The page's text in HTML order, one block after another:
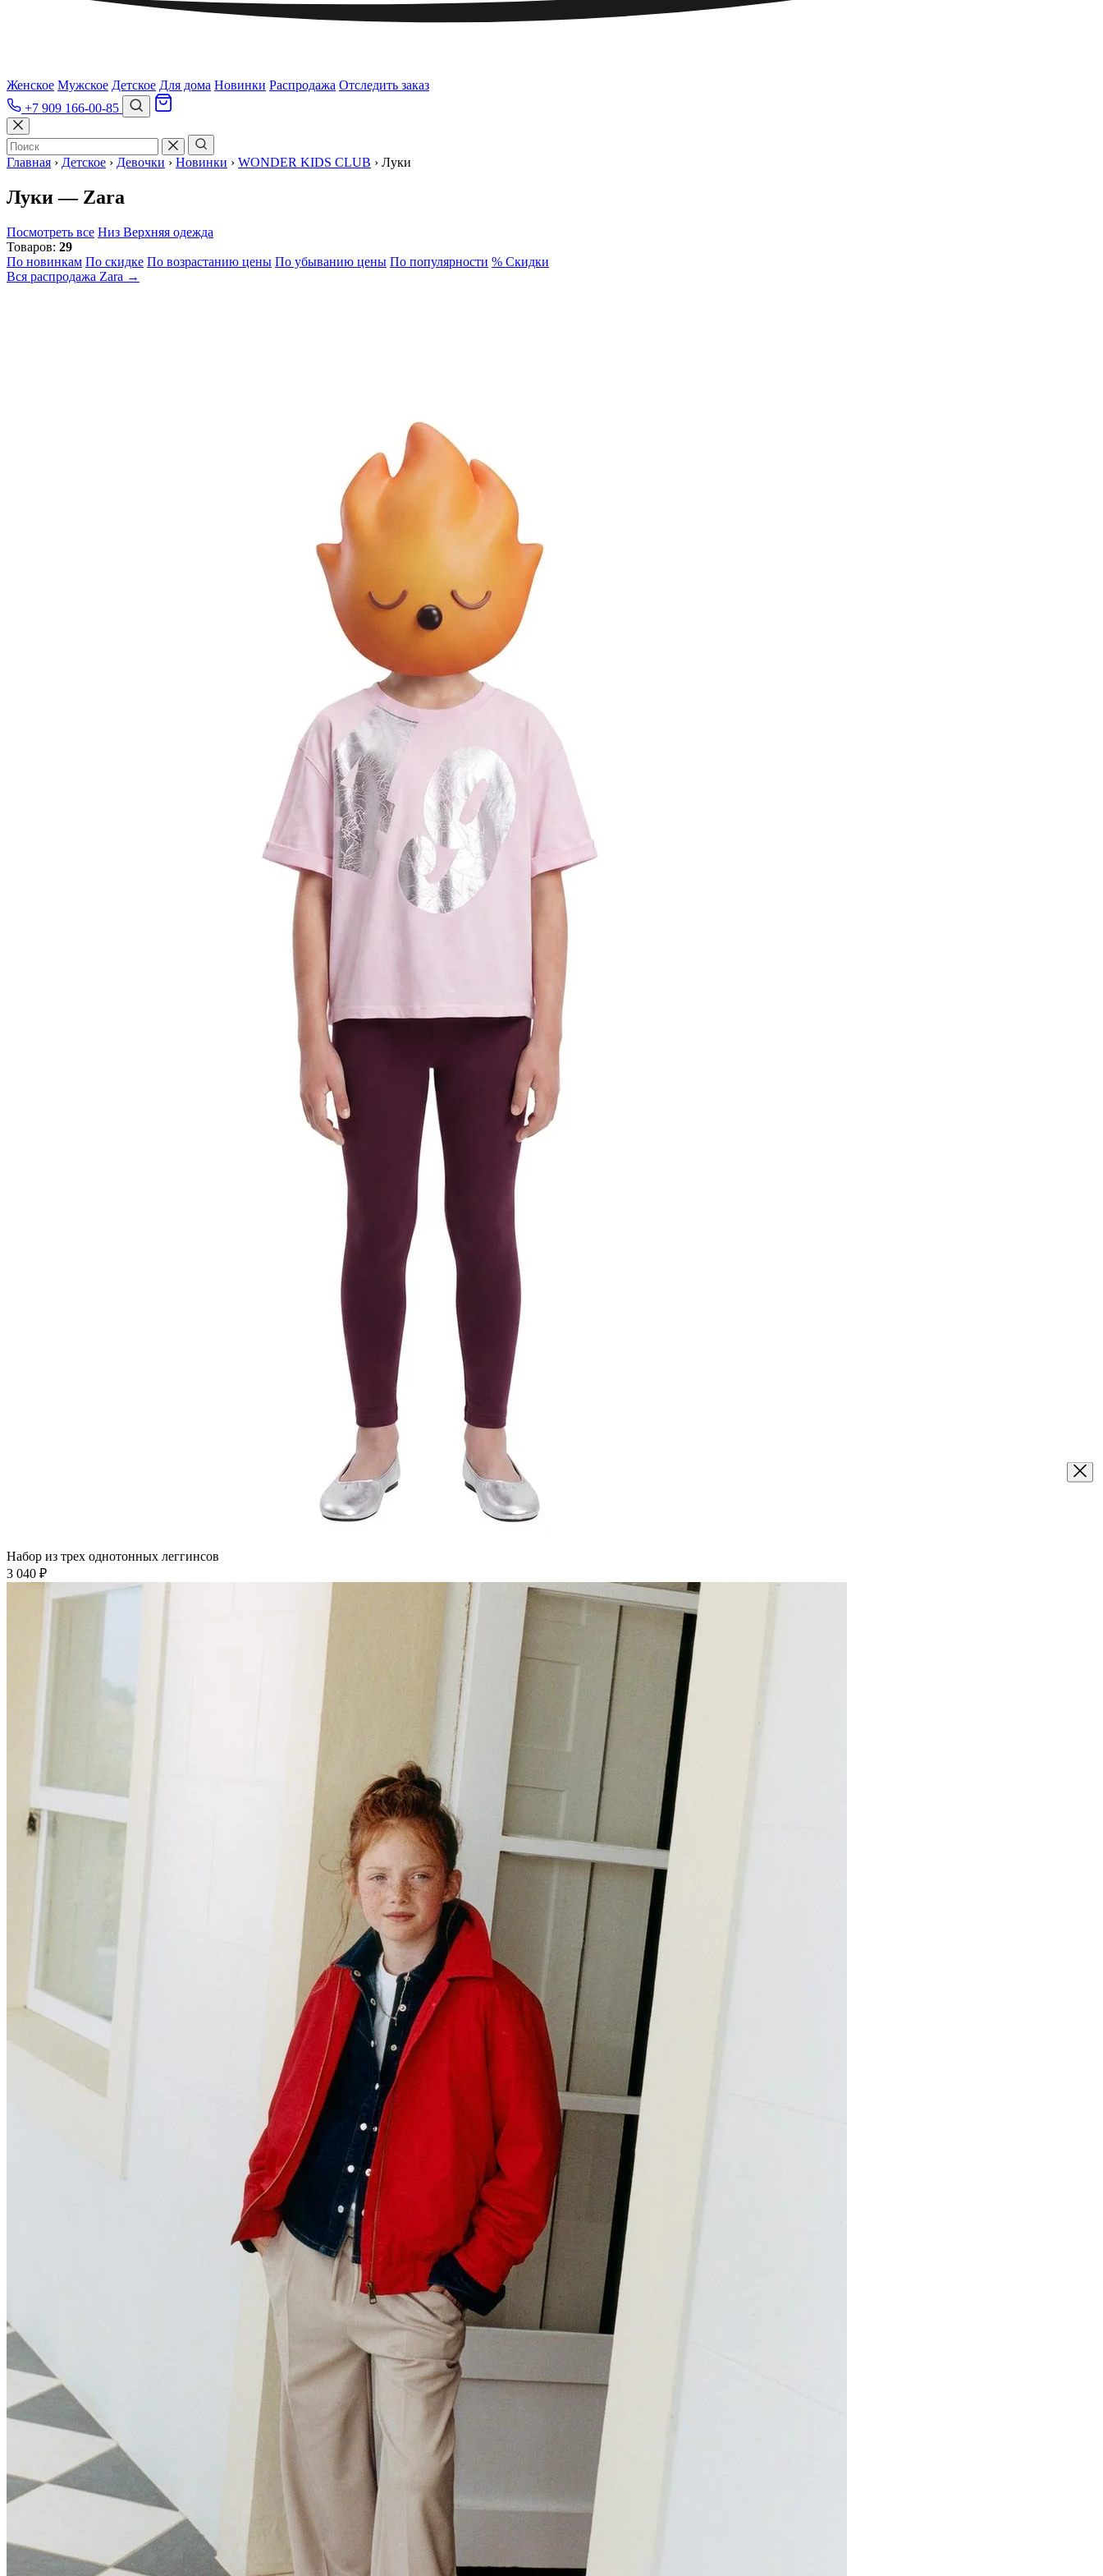
Женское Мужское Детское Для дома Новинки Распродажа Отследить заказ
+7 909 166-00-85
Главная › Детское › Девочки › Новинки › WONDER KIDS CLUB › Луки
Луки — Zara
Посмотреть все Низ Верхняя одежда
Товаров: 29
По новинкам По скидке По возрастанию цены По убыванию цены По популярности % Скидки
Вся распродажа Zara →
Набор из трех однотонных леггинсов
3 040 ₽